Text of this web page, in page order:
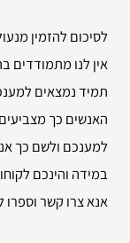
לסיכום להזמין
אין לנו מתמודדים
תמיד נמצאים
האנשים כך
למענכם ולשם כך
במידה והינכם
אנא צרו קשר וספרו